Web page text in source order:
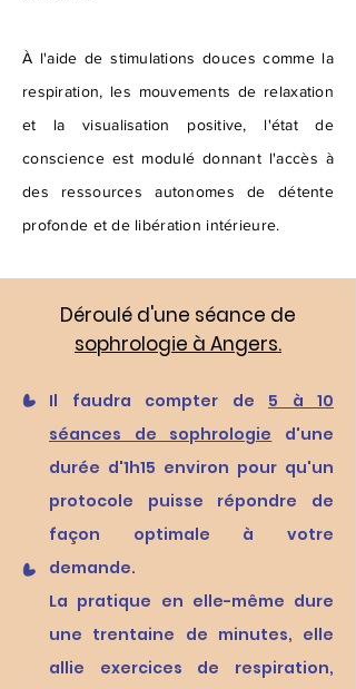
À l'aide de stimulations douces comme la
respiration, les mouvements de relaxation
et la visualisation positive, l'état de
conscience est modulé donnant l'accès à
des ressources autonomes de détente
profonde et de libération intérieure.
Déroulé d'une séance de
sophrologie à Angers.
Il faudra compter de 5 à 10
séances de sophrologie d'une
durée d'1h15 environ pour qu'un
protocole puisse répondre de
façon optimale à votre
demande.
La pratique en elle-même dure
une trentaine de minutes, elle
allie exercices de respiration,